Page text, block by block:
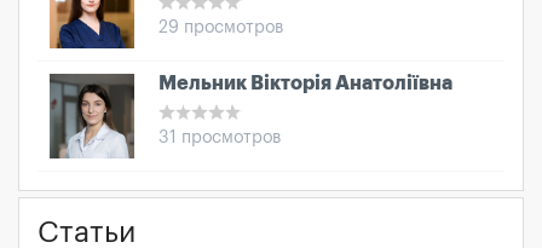
29 просмотров
Мельник Вікторія Анатоліївна
31 просмотров
Статьи